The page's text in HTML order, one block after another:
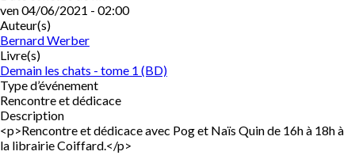
ven 04/06/2021 - 02:00
Auteur(s)
Bernard Werber
Livre(s)
Demain les chats - tome 1 (BD)
Type d’événement
Rencontre et dédicace
Description
<p>Rencontre et dédicace avec Pog et Naïs Quin de 16h à 18h à
la librairie Coiffard.</p>